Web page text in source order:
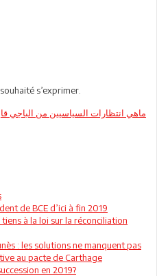
s’exprimer.
ماهي انتظارات السياسيين من الباجي
de BCE d’ici à fin 2019
à la loi sur la réconciliation
: les solutions ne manquent pas
au pacte de Carthage
en 2019?